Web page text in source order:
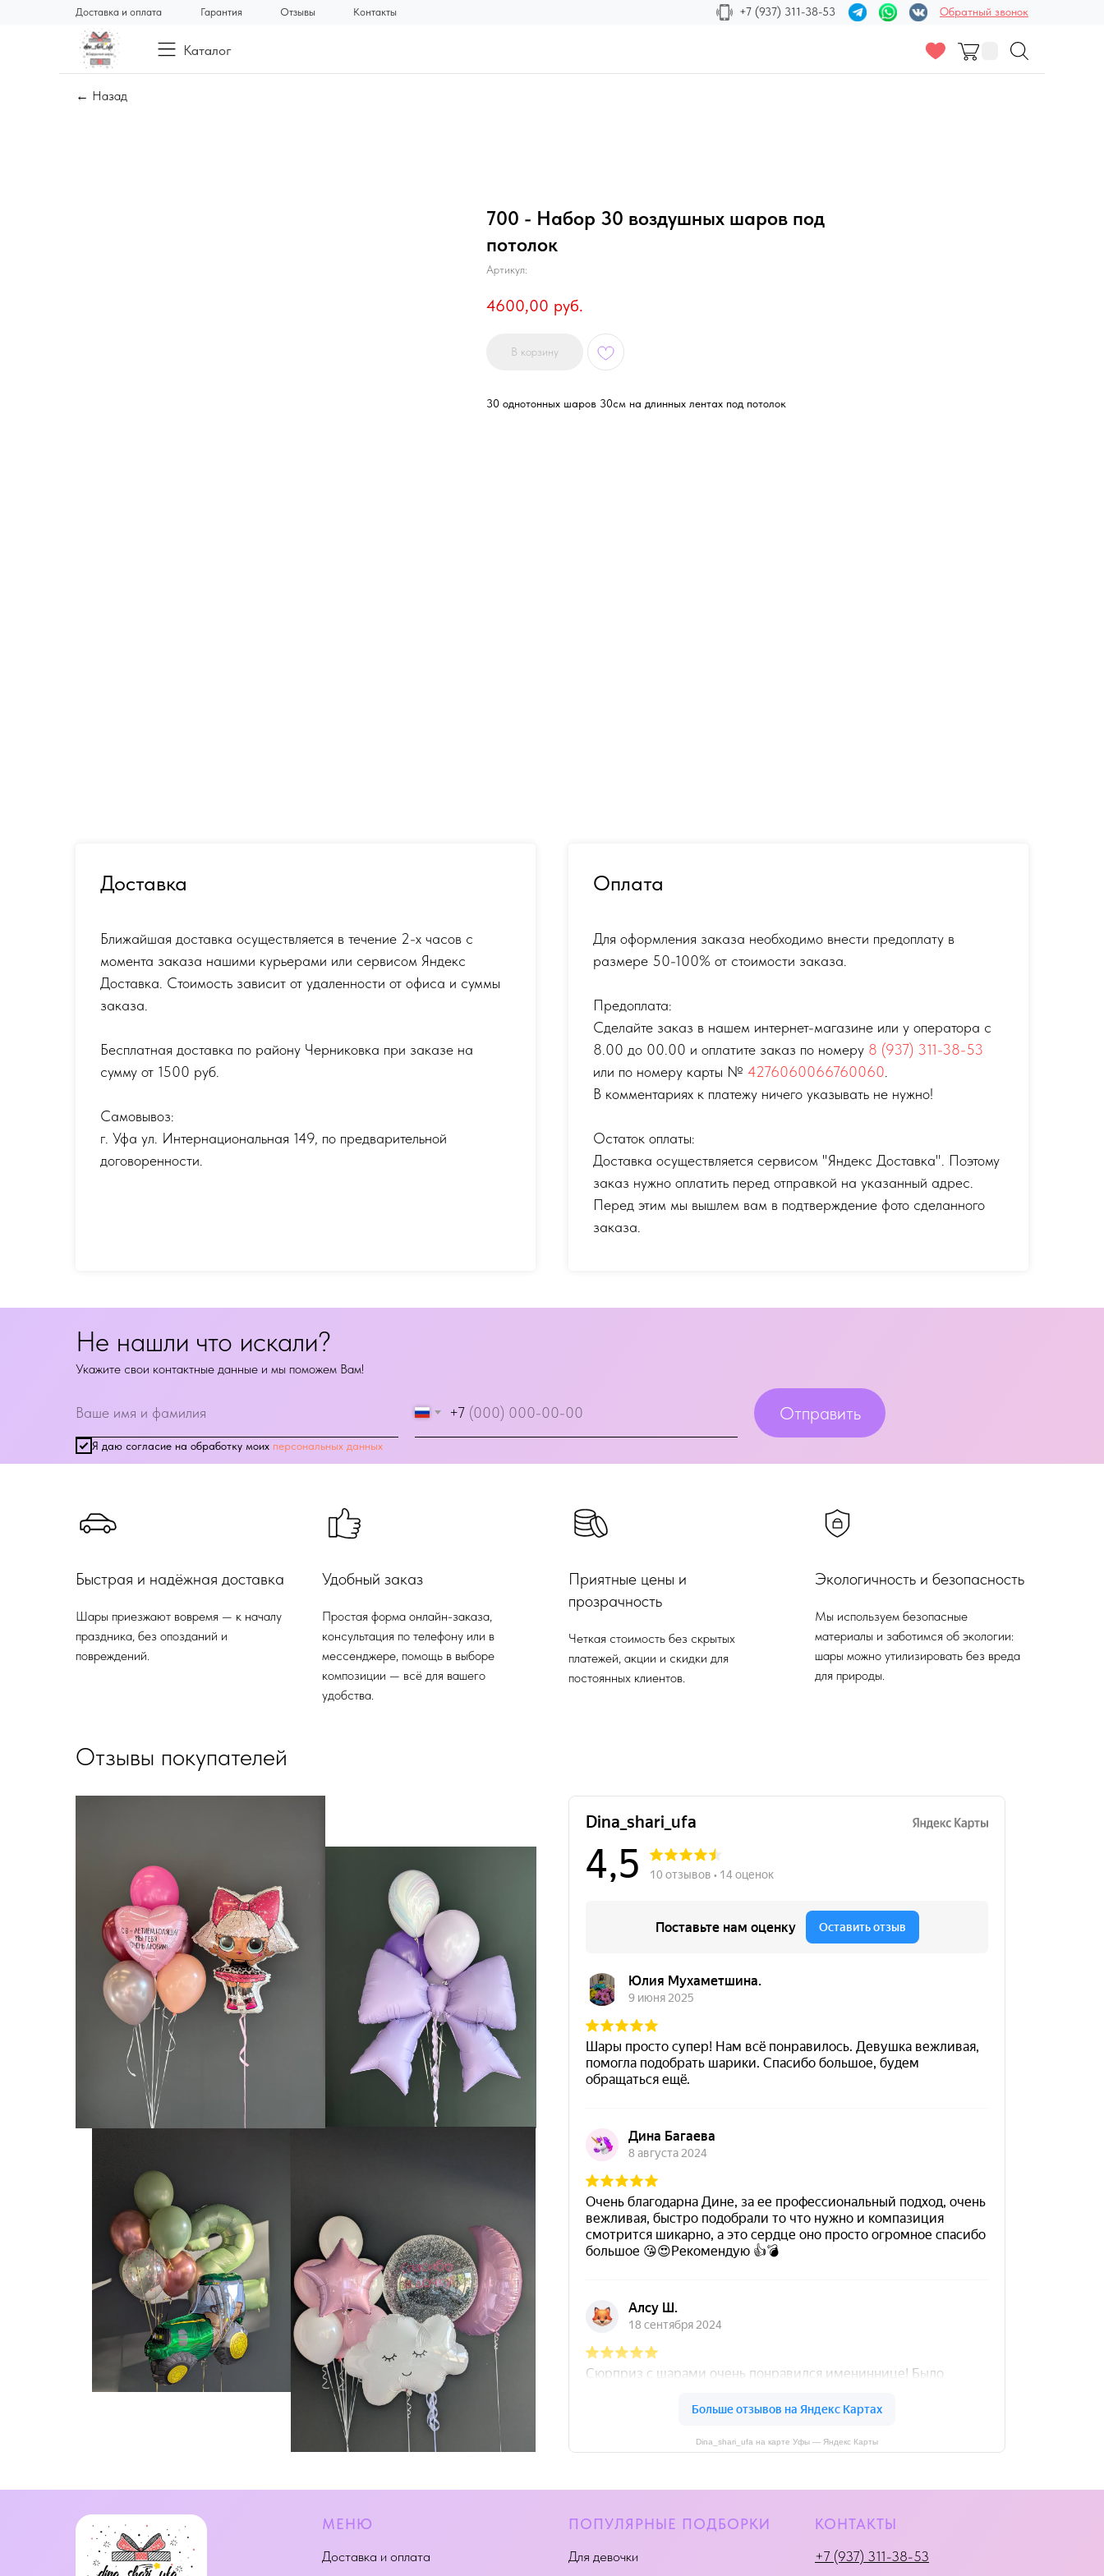
Отзывы Обратный звонок
+7 (937) 311-38-53
Контакты
Гарантия
Доставка и оплата
Каталог
← Назад
700 - Набор 30 воздушных шаров под
потолок
Артикул:
4600,00 руб.
В корзину
30 однотонных шаров 30см на длинных лентах под потолок
Доставка
Ближайшая доставка осуществляется в течение 2-х часов с
момента заказа нашими курьерами или сервисом Яндекс
Доставка. Стоимость зависит от удаленности от офиса и суммы
заказа.
Бесплатная доставка по району Черниковка при заказе на
сумму от 1500 руб.
Самовывоз:
г. Уфа ул. Интернациональная 149, по предварительной
договоренности.
Оплата
Для оформления заказа необходимо внести предоплату в
размере 50-100% от стоимости заказа.
Предоплата:
Сделайте заказ в нашем интернет-магазине или у оператора с
8.00 до 00.00 и оплатите заказ по номеру 8 (937) 311-38-53
или по номеру карты № 4276060066760060
В комментариях к платежу ничего указывать не нужно!
Остаток оплаты:
Доставка осуществляется сервисом "Яндекс Доставка". Поэтому
заказ нужно оплатить перед отправкой на указанный адрес.
Перед этим мы вышлем вам в подтверждение фото сделанного
заказа.
+7
Я даю согласие на обработку моих персональных данных
Отправить
Не нашли что искали?
Укажите свои контактные данные и мы поможем Вам!
Быстрая и надёжная доставка
Шары приезжают вовремя — к началу
праздника, без опозданий и
повреждений.
Удобный заказ
Простая форма онлайн-заказа,
консультация по телефону или в
мессенджере, помощь в выборе
композиции — всё для вашего
удобства.
Приятные цены и
прозрачность
Четкая стоимость без скрытых
платежей, акции и скидки для
постоянных клиентов.
Экологичность и безопасность
Мы используем безопасные
материалы и заботимся об экологии:
шары можно утилизировать без вреда
для природы.
Отзывы покупателей
Dina_shari_ufa на карте Уфы — Яндекс Карты
МЕНЮ
Доставка и оплата
ПОПУЛЯРНЫЕ ПОДБОРКИ
Для девочки
КОНТАКТЫ
+7 (937) 311-38-53